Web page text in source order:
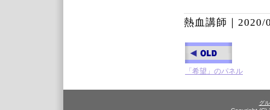
熱血講師｜ 2020/
「希望」のパネル
グ